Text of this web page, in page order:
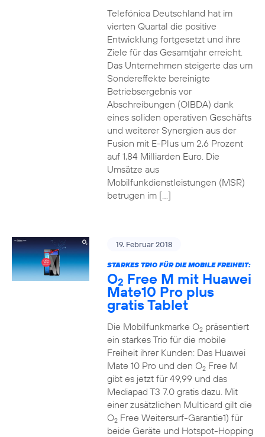
Telefónica Deutschland hat im
vierten Quartal die positive
Entwicklung fortgesetzt und ihre
Ziele für das Gesamtjahr erreicht.
Das Unternehmen steigerte das um
Sondereffekte bereinigte
Betriebsergebnis vor
Abschreibungen (OIBDA) dank
eines soliden operativen Geschäfts
und weiterer Synergien aus der
Fusion mit E-Plus um 2,6 Prozent
auf 1,84 Milliarden Euro. Die
Umsätze aus
Mobilfunkdienstleistungen (MSR)
betrugen im […]
19. Februar 2018
STARKES TRIO FÜR DIE MOBILE FREIHEIT:
O2 Free M mit Huawei
Mate10 Pro plus
gratis Tablet
Die Mobilfunkmarke O2präsentiert
ein starkes Trio für die mobile
Freiheit ihrer Kunden: Das Huawei
Mate 10 Pro und den O2Free M
gibt es jetzt für 49,99 und das
Mediapad T3 7.0 gratis dazu. Mit
einer zusätzlichen Multicard gilt die
O2Free Weitersurf-Garantie1) für
beide Geräte und Hotspot-Hopping